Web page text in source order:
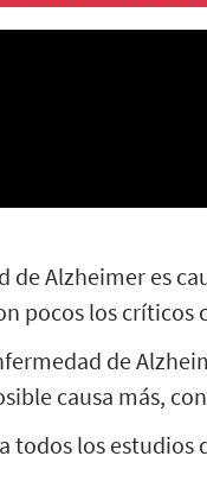
de Alzheimer es
pocos los críticos
de
causa más,
todos los estudios